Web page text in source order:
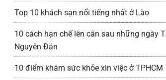
Top 10 khách sạn nổi tiếng nhất ở Lào
10 cách hạn chế lên cân sau những ngày
Nguyên Đán
10 điểm khám sức khỏe xin việc ở TPHCM